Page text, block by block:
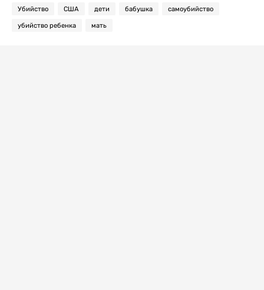
Убийство США дети бабушка самоубийство
убийство ребенка мать